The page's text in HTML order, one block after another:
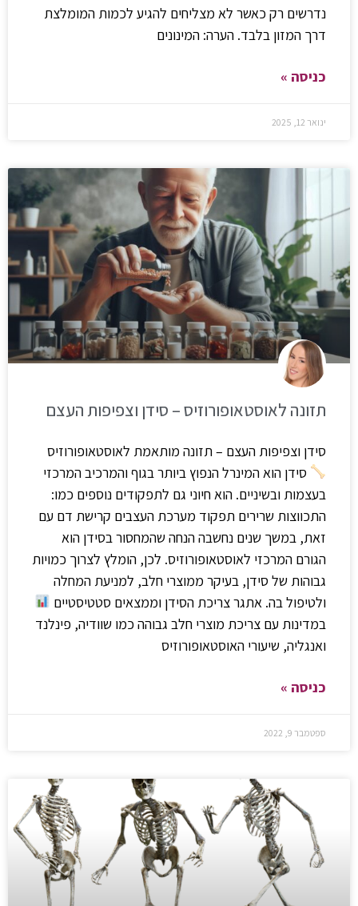
נדרשים רק כאשר לא מצליחים להגיע לכמות המומלצת
דרך המזון בלבד. הערה: המינונים
כניסה »
ינואר 12, 2025
תזונה לאוסטאופורוזיס – סידן וצפיפות העצם
סידן וצפיפות העצם – תזונה מותאמת לאוסטאופורוזיס
סידן הוא המינרל הנפוץ ביותר בגוף והמרכיב המרכזי
בעצמות ובשיניים. הוא חיוני גם לתפקודים נוספים כמו:
התכווצות שרירים תפקוד מערכת העצבים קרישת דם עם
זאת, במשך שנים נחשבה הנחה שהמחסור בסידן הוא
הגורם המרכזי לאוסטאופורוזיס. לכן, הומלץ לצרוך כמויות
גבוהות של סידן, בעיקר ממוצרי חלב, למניעת המחלה
ולטיפול בה. אתגר צריכת הסידן וממצאים סטטיסטיים
במדינות עם צריכת מוצרי חלב גבוהה כמו שוודיה, פינלנד
ואנגליה, שיעורי האוסטאופורוזיס
כניסה »
ספטמבר 9, 2022